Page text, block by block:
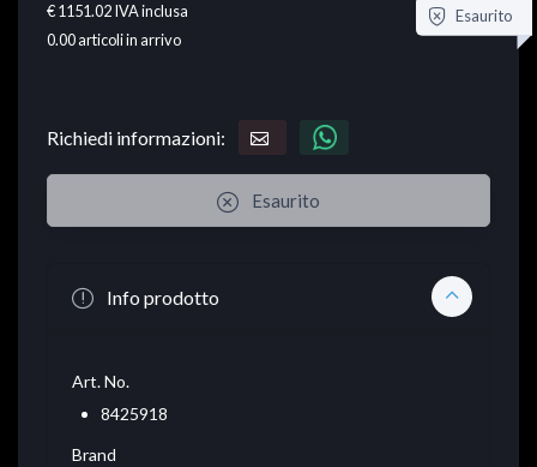
€ 1151.02IVA inclusa
0.00articoli in arrivo
Esaurito
Richiedi informazioni:
Esaurito
Info prodotto
Art. No.
8425918
Brand